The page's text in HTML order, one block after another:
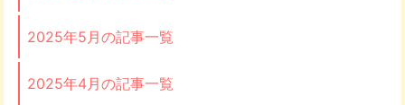
2025年5月の記事一覧
2025年4月の記事一覧